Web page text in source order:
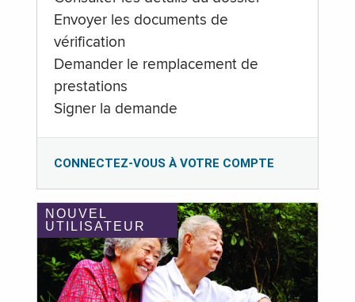
Envoyer les documents de
vérification
Demander le remplacement de
prestations
Signer la demande
CONNECTEZ-VOUS À VOTRE COMPTE
NOUVEL
UTILISATEUR